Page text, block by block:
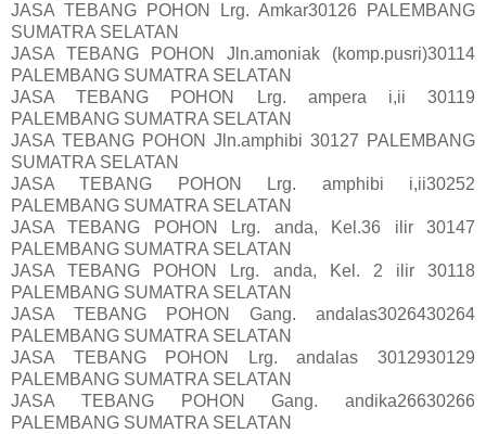
JASA TEBANG POHON Lrg. Amkar30126 PALEMBANG
SUMATRA SELATAN
JASA TEBANG POHON Jln.amoniak (komp.pusri)30114
PALEMBANG SUMATRA SELATAN
JASA TEBANG POHON Lrg. ampera i,ii 30119
PALEMBANG SUMATRA SELATAN
JASA TEBANG POHON Jln.amphibi 30127 PALEMBANG
SUMATRA SELATAN
JASA TEBANG POHON Lrg. amphibi i,ii30252
PALEMBANG SUMATRA SELATAN
JASA TEBANG POHON Lrg. anda, Kel.36 ilir 30147
PALEMBANG SUMATRA SELATAN
JASA TEBANG POHON Lrg. anda, Kel. 2 ilir 30118
PALEMBANG SUMATRA SELATAN
JASA TEBANG POHON Gang. andalas3026430264
PALEMBANG SUMATRA SELATAN
JASA TEBANG POHON Lrg. andalas 3012930129
PALEMBANG SUMATRA SELATAN
JASA TEBANG POHON Gang. andika26630266
PALEMBANG SUMATRA SELATAN